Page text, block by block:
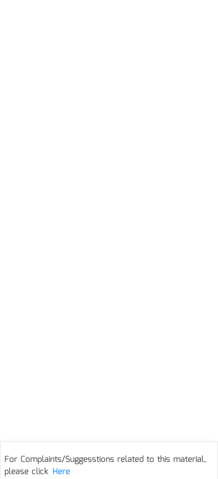
For Complaints/Suggesstions related to this material,
please click Here